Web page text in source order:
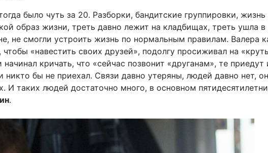
было чуть за 20. Разборки, бандитские группировки, жизнь
образ жизни, треть давно лежит на кладбищах, треть ушла в
не смогли устроить жизнь по нормальным правилам. Валера
«навестить своих друзей», подолгу просиживал на
кричать, что «сейчас позвонит «друганам», те приедут
никто бы не приехал. Связи давно утеряны, людей давно нет,
И таких людей достаточно много, в основном
.